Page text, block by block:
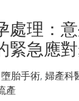
處理：
緊急應
墮胎手術,婦產科
產